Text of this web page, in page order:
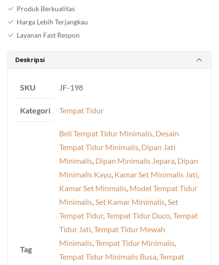
Produk Berkualitas
Harga Lebih Terjangkau
Layanan Fast Respon
Deskripsi
SKU JF-198
Kategori Tempat Tidur
Tag
Beli Tempat Tidur Minimalis, Desain
Tempat Tidur Minimalis, Dipan Jati
Minimalis, Dipan Minimalis Jepara, Dipan
Minimalis Kayu, Kamar Set Minimalis Jati,
Kamar Set Minmalis, Model Tempat Tidur
Minimalis,Set Kamar Minimalis,Set
Tempat Tidur,Tempat Tidur Duco,Tempat
Tidur Jati,Tempat Tidur Mewah
Minimalis,Tempat Tidur Minimalis,
Tempat Tidur Minimalis Busa,Tempat